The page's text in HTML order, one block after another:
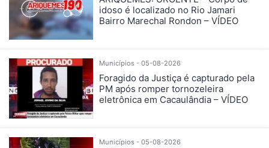
idoso é localizado no Rio Jamari
Bairro Marechal Rondon – VÍDEO
Municípios - 05-08-2026
Foragido da Justiça é capturado pela
PM após romper tornozeleira
eletrônica em Cacaulândia – VÍDEO
Municípios - 05-08-2026